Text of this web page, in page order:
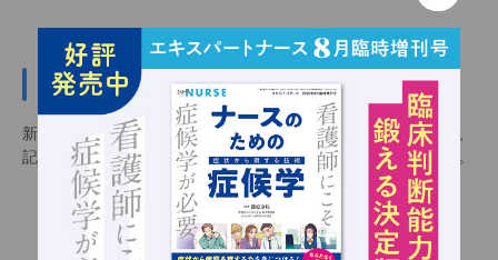
新規会員登録（無料）
新規会員登録（無料）をすると会員限定記事を閲覧できるほか、
記事をお気に入りに追加し、いつでも見返せるようになります。